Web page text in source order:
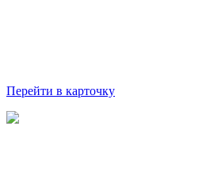
Перейти в карточку